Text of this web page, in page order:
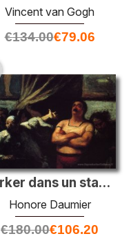
Vincent van Gogh
€134.00€79.06
Barker dans un stand équitable
Honore Daumier
€180.00€106.20